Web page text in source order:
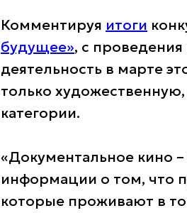
Комментируя итоги
будущее», с
деятельность в марте
только
категории.
«Документальное кино
информации о том, что
которые проживают в